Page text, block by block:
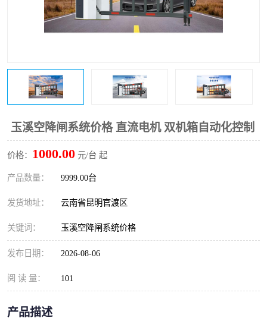
玉溪空降闸系统价格 直流电机 双机箱自动化控制
价格： 1000.00 元/台 起
产品数量： 9999.00台
发货地址： 云南省昆明官渡区
关键词： 玉溪空降闸系统价格
发布日期： 2026-08-06
阅 读 量： 101
产品描述